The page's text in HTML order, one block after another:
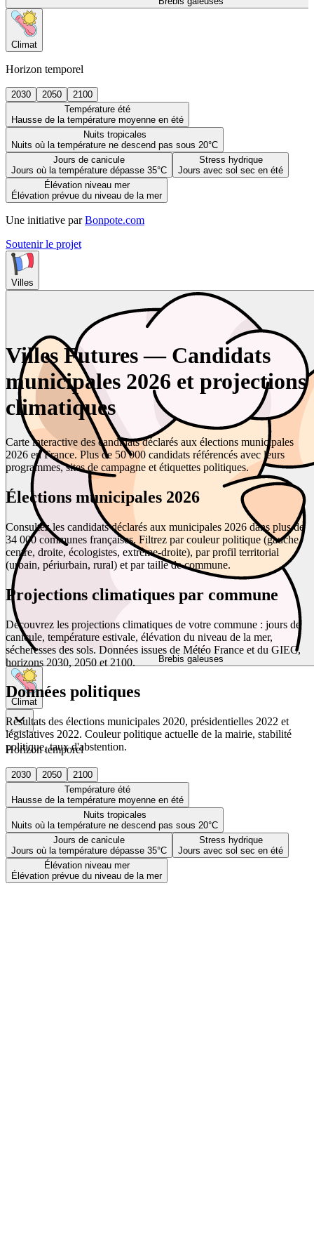
Climat
Horizon temporel
2030 2050
2100
Température été
Hausse de la température moyenne en été
Nuits tropicales
Nuits où la température ne descend pas sous 20°C
Jours de canicule
Jours où la température dépasse 35°C
Stress hydrique
Jours avec sol sec en été
Élévation niveau mer
Élévation prévue du niveau de la mer
Une initiative par Bonpote.com
Soutenir le projet
Villes
Brebis galeuses
Climat
Horizon temporel
2030 2050
2100
Température été
Hausse de la température moyenne en été
Nuits tropicales
Nuits où la température ne descend pas sous 20°C
Jours de canicule
Jours où la température dépasse 35°C
Stress hydrique
Jours avec sol sec en été
Élévation niveau mer
Élévation prévue du niveau de la mer
Villes Futures — Candidats
municipales 2026 et projections
climatiques
Carte interactive des candidats déclarés aux élections municipales
2026 en France. Plus de 50 000 candidats référencés avec leurs
programmes, sites de campagne et étiquettes politiques.
Élections municipales 2026
Consultez les candidats déclarés aux municipales 2026 dans plus de
34 000 communes françaises. Filtrez par couleur politique (gauche,
centre, droite, écologistes, extrême-droite), par profil territorial
(urbain, périurbain, rural) et par taille de commune.
Projections climatiques par commune
Découvrez les projections climatiques de votre commune : jours de
canicule, température estivale, élévation du niveau de la mer,
sécheresses des sols. Données issues de Météo France et du GIEC,
horizons 2030, 2050 et 2100.
Données politiques
Résultats des élections municipales 2020, présidentielles 2022 et
législatives 2022. Couleur politique actuelle de la mairie, stabilité
politique, taux d'abstention.